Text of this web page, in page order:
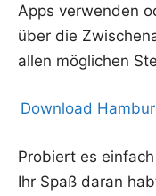
Apps ver­wen­den
über die
allen mög­li­chen
Down­load
Pro­biert es
Ihr Spaß dar­an